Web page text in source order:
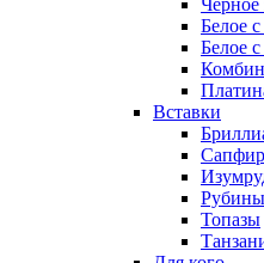
Черное
Белое
Белое
Вставки
Рубины
Топазы